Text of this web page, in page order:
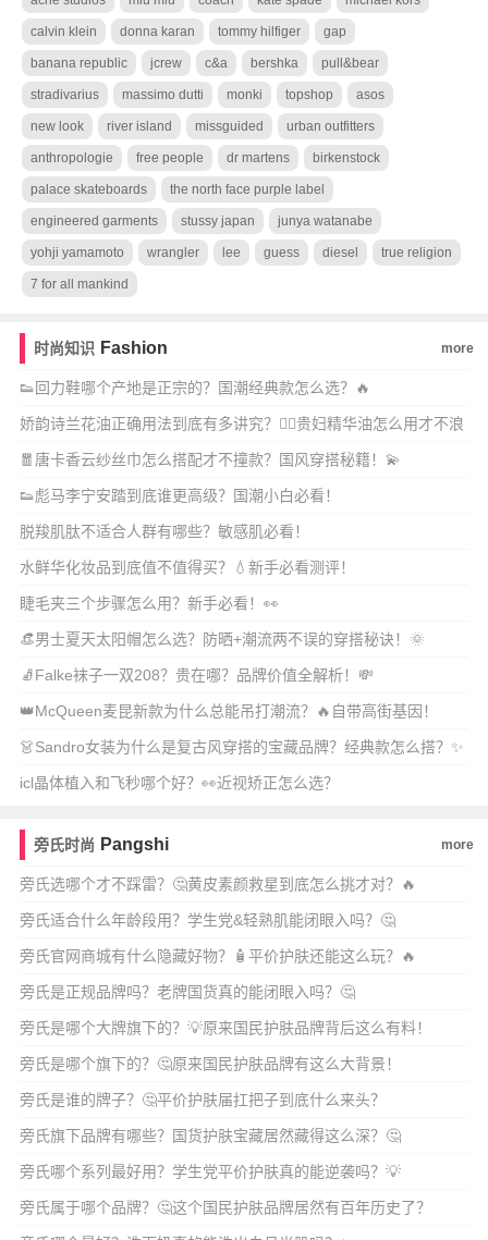
calvin klein donna karan tommy hilfiger gap
banana republic jcrew c&a bershka pull&bear
stradivarius massimo dutti monki topshop asos
new look river island missguided urban outfitters
anthropologie free people dr martens birkenstock
palace skateboards the north face purple label
engineered garments stussy japan junya watanabe
yohji yamamoto wrangler lee guess diesel true religion
7 for all mankind
时尚知识 Fashion more
👟回力鞋哪个产地是正宗的？国潮经典款怎么选？🔥
娇韵诗兰花油正确用法到底有多讲究？💆‍♀️贵妇精华油怎么用才不浪
费？✨
🧧唐卡香云纱丝巾怎么搭配才不撞款？国风穿搭秘籍！💫
👟彪马李宁安踏到底谁更高级？国潮小白必看！
脱羧肌肽不适合人群有哪些？敏感肌必看！
水鲜华化妆品到底值不值得买？💧新手必看测评！
睫毛夹三个步骤怎么用？新手必看！👀
👒男士夏天太阳帽怎么选？防晒+潮流两不误的穿搭秘诀！🌞
🧦Falke袜子一双208？贵在哪？品牌价值全解析！💸
👑McQueen麦昆新款为什么总能吊打潮流？🔥自带高街基因！
👗Sandro女装为什么是复古风穿搭的宝藏品牌？经典款怎么搭？✨
icl晶体植入和飞秒哪个好？👀近视矫正怎么选？
旁氏时尚 Pangshi more
旁氏选哪个才不踩雷？🤔黄皮素颜救星到底怎么挑才对？🔥
旁氏适合什么年龄段用？学生党&轻熟肌能闭眼入吗？🤔
旁氏官网商城有什么隐藏好物？🧴平价护肤还能这么玩？🔥
旁氏是正规品牌吗？老牌国货真的能闭眼入吗？🤔
旁氏是哪个大牌旗下的？💡原来国民护肤品牌背后这么有料！
旁氏是哪个旗下的？🤔原来国民护肤品牌有这么大背景！
旁氏是谁的牌子？🤔平价护肤届扛把子到底什么来头？
旁氏旗下品牌有哪些？国货护肤宝藏居然藏得这么深？🤔
旁氏哪个系列最好用？学生党平价护肤真的能逆袭吗？💡
旁氏属于哪个品牌？🤔这个国民护肤品牌居然有百年历史了？